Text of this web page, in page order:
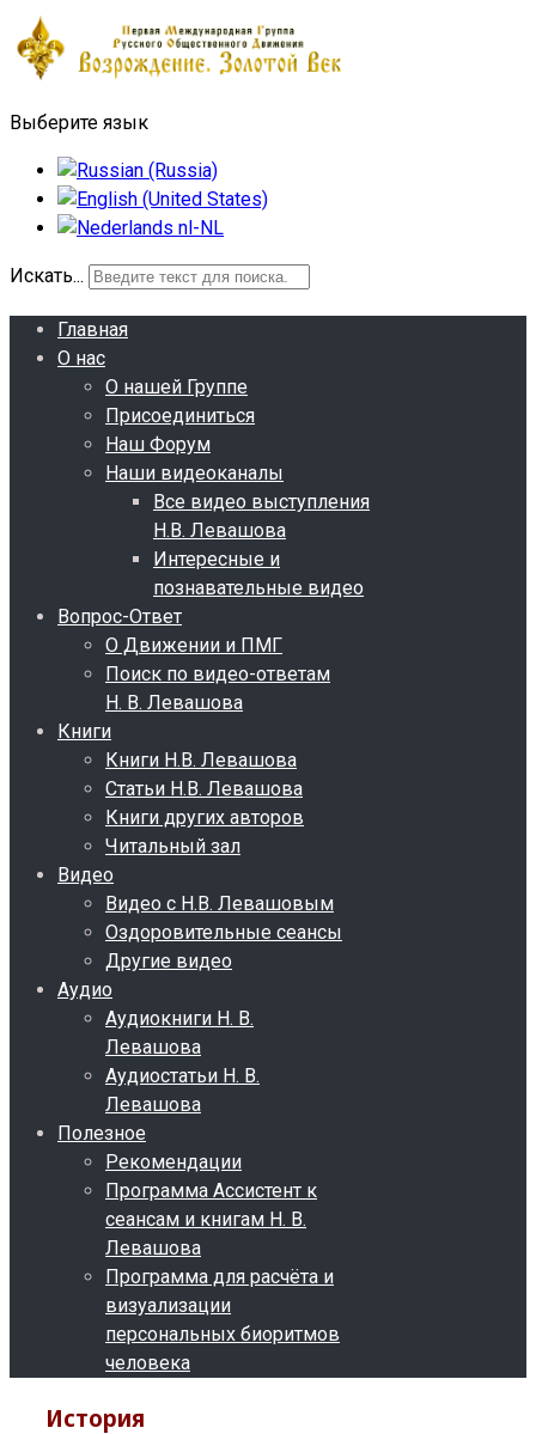
Выберите язык
Искать...
Главная
О нас
О нашей Группе
Присоединиться
Наш Форум
Наши видеоканалы
Все видео выступления
Н.В. Левашова
Интересные и
познавательные видео
Вопрос-Ответ
О Движении и ПМГ
Поиск по видео-ответам
Н. В. Левашова
Книги
Книги Н.В. Левашова
Статьи Н.В. Левашова
Книги других авторов
Читальный зал
Видео
Видео с Н.В. Левашовым
Оздоровительные сеансы
Другие видео
Аудио
Аудиокниги Н. В.
Левашова
Аудиостатьи Н. В.
Левашова
Полезное
Рекомендации
Программа Ассистент к
сеансам и книгам Н. В.
Левашова
Программа для расчёта и
визуализации
персональных биоритмов
человека
История